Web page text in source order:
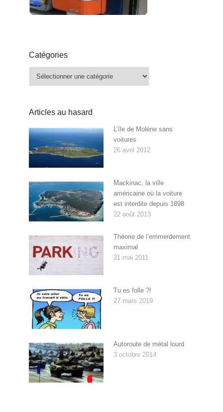
Catégories
Articles au hasard
L’île de Molène sans
voitures
26 avril 2012
Mackinac, la ville
américaine où la voiture
est interdite depuis 1898
22 août 2013
Théorie de l’emmerdement
maximal
21 mai 2011
Tu es folle ?!
27 mars 2019
Autoroute de métal lourd
3 octobre 2014